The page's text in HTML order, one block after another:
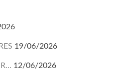
19/06/2026
12/06/2026